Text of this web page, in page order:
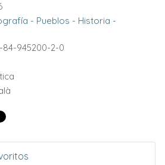
- Pueblos - Historia -
84-945200-2-0